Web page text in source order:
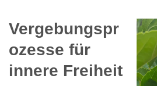
Vergebungspr
ozesse für
innere Freiheit